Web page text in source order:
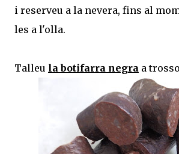
i reserveu a la nevera, fins al
les a l'olla.
Talleu la botifarra negra a